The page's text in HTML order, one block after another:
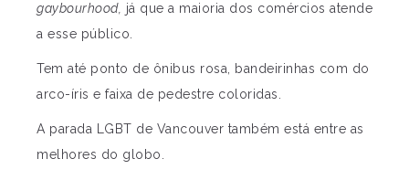
gaybourhood, já que a maioria dos comércios atende
a esse público.
Tem até ponto de ônibus rosa, bandeirinhas com do
arco-íris e faixa de pedestre coloridas.
A parada LGBT de Vancouver também está entre as
melhores do globo.